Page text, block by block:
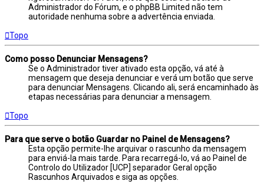
Administrador do Fórum, e o phpBB Limited não tem
autoridade nenhuma sobre a advertência enviada.
Topo
Como posso Denunciar Mensagens?
Se o Administrador tiver ativado esta opção, vá até à
mensagem que deseja denunciar e verá um botão que serve
para denunciar Mensagens. Clicando ali, será encaminhado às
etapas necessárias para denunciar a mensagem.
Topo
Para que serve o botão Guardar no Painel de Mensagens?
Esta opção permite-lhe arquivar o rascunho da mensagem
para enviá-la mais tarde. Para recarregá-lo, vá ao Painel de
Controlo do Utilizador [UCP] separador Geral opção
Rascunhos Arquivados e siga as opções.